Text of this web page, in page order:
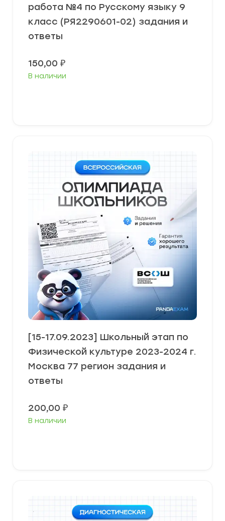
работа №4 по Русскому языку 9
класс (РЯ2290601-02) задания и
ответы
150,00 ₽
В наличии
[15-17.09.2023] Школьный этап по
Физической культуре 2023-2024 г.
Москва 77 регион задания и
ответы
200,00 ₽
В наличии